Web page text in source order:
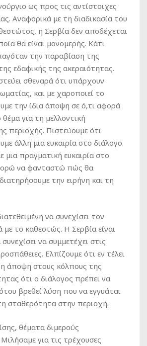
ως προς τις αντίστοιχες
Αναφορικά με τη διαδικασία του
η Σερβία δεν αποδέχεται
θα είναι μονομερής. Κάτι
την παραβίαση της
εδαφικής της ακεραιότητας.
σθεναρά ότι υπάρχουν
και με χαροποιεί το
την ίδια άποψη σε ό,τι αφορά
για τη μελλοντική
περιοχής. Πιστεύουμε ότι
άλλη μια ευκαιρία στο διάλογο.
μια πραγματική ευκαιρία στο
να φανταστώ πώς θα
την ειρήνη και τη
να συνεχίσει τον
με το καθεστώς. Η Σερβία είναι
να συμμετέχει στις
Ελπίζουμε ότι εν τέλει
η άποψη στους κόλπους της
ότι ο διάλογος πρέπει να
βρεθεί λύση που να εγγυάται
σταθερότητα στην περιοχή.
θέματα διμερούς
για τις τρέχουσες